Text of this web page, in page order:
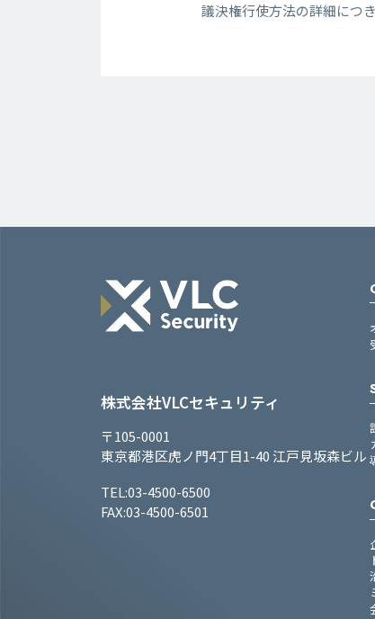
議決権行使方法の詳細につき
株式会社VLCセキュリティ
〒105-0001
東京都港区虎ノ門4丁目1-40 江戸見坂森ビル
TEL:03-4500-6500
FAX:03-4500-6501